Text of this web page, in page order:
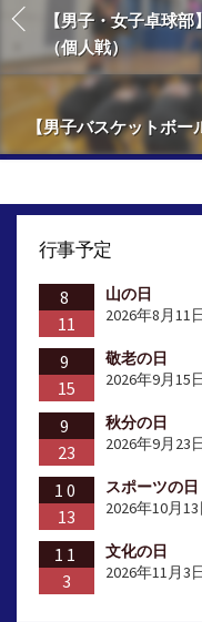
【男子・女子卓球
（個人戦）
【男子バスケットボ
行事予定
8
11
山の日
2026年8月11
9
15
敬老の日
2026年9月15
9
23
秋分の日
2026年9月23
10
13
スポーツの日
2026年10月13
11
3
文化の日
2026年11月3